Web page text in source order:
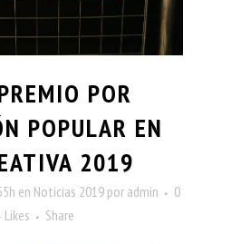
POR
POPULAR EN
2019
en Noticias 2019 por admin
0
Likes Share